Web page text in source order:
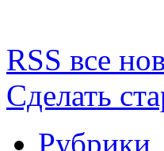
RSS все
Сделать
Рубрики